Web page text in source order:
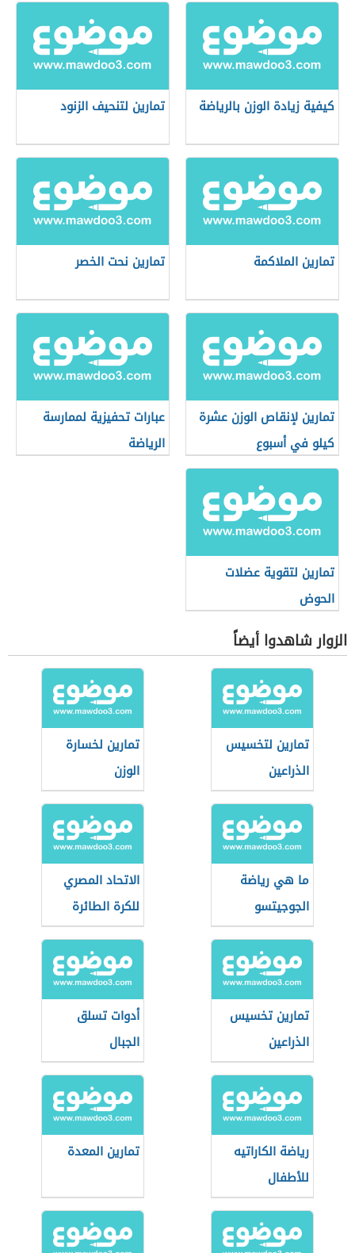
كيفية زيادة الوزن بالرياضة تمارين لتنحيف الزنود
تمارين الملاكمة تمارين نحت الخصر
تمارين لإنقاص الوزن عشرة
كيلو في أسبوع
عبارات تحفيزية لممارسة
الرياضة
تمارين لتقوية عضلات
الحوض
الزوار شاهدوا أيضاً
تمارين لتخسيس
الذراعين
تمارين لخسارة
الوزن
ما هي رياضة
الجوجيتسو
الاتحاد المصري
للكرة الطائرة
تمارين تخسيس
الذراعين
أدوات تسلق
الجبال
رياضة الكاراتيه
للأطفال
تمارين المعدة